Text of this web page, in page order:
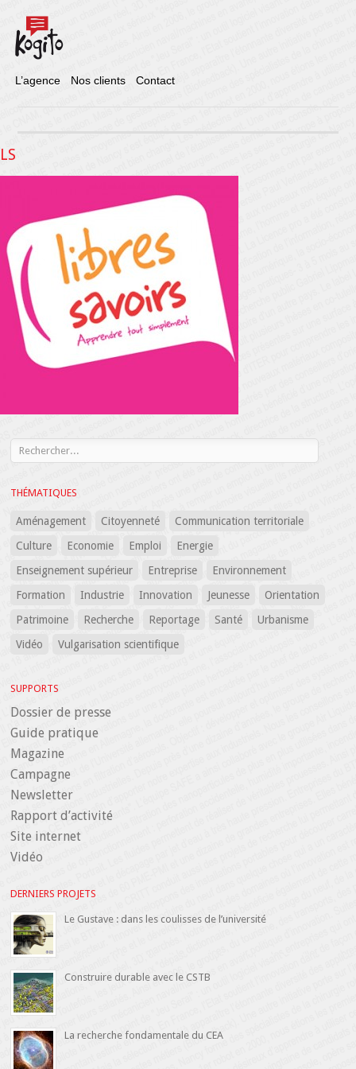
L’agence Nos clients Contact
LS
THÉMATIQUES
Aménagement Citoyenneté
Communication territoriale
Culture
Economie Emploi
Energie
Enseignement supérieur
Entreprise
Environnement
Formation
Industrie Innovation Jeunesse
Orientation
Patrimoine
Recherche Reportage Santé
Urbanisme
Vidéo
Vulgarisation scientifique
SUPPORTS
Dossier de presse
Guide pratique
Magazine
Campagne
Newsletter
Rapport d’activité
Site internet
Vidéo
DERNIERS PROJETS
Le Gustave : dans les coulisses de l’université
Construire durable avec le CSTB
La recherche fondamentale du CEA